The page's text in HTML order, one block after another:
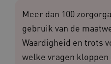
Meer dan 100
gebruik van de
Waardigheid en trots
welke vragen kloppen